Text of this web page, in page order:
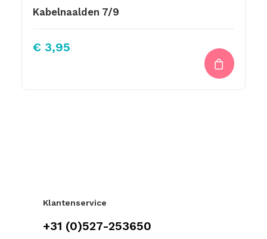
Kabelnaalden 7/9
€ 3,95
Klantenservice
+31 (0)527-253650